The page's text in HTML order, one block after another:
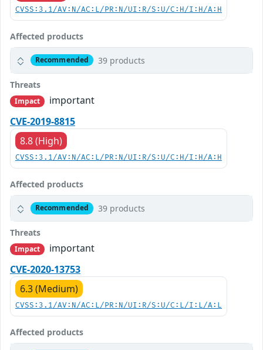
CVSS:3.1/AV:N/AC:L/PR:N/UI:R/S:U/C:H/I:H/A:H
Affected products
Recommended 39 products
Threats
Impact
important
CVE-2019-8815
8.8 (High)
CVSS:3.1/AV:N/AC:L/PR:N/UI:R/S:U/C:H/I:H/A:H
Affected products
Recommended 39 products
Threats
Impact
important
CVE-2020-13753
6.3 (Medium)
CVSS:3.1/AV:N/AC:L/PR:N/UI:R/S:U/C:L/I:L/A:L
Affected products